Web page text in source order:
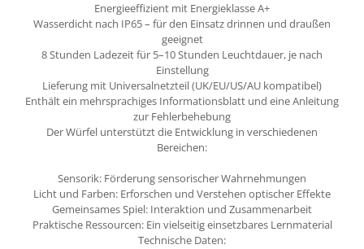
Energieeffizient mit Energieklasse A+
Wasserdicht nach IP65 – für den Einsatz drinnen und draußen
geeignet
8 Stunden Ladezeit für 5–10 Stunden Leuchtdauer, je nach
Einstellung
Lieferung mit Universalnetzteil (UK/EU/US/AU kompatibel)
Enthält ein mehrsprachiges Informationsblatt und eine Anleitung
zur Fehlerbehebung
Der Würfel unterstützt die Entwicklung in verschiedenen
Bereichen:
Sensorik: Förderung sensorischer Wahrnehmungen
Licht und Farben: Erforschen und Verstehen optischer Effekte
Gemeinsames Spiel: Interaktion und Zusammenarbeit
Praktische Ressourcen: Ein vielseitig einsetzbares Lernmaterial
Technische Daten: